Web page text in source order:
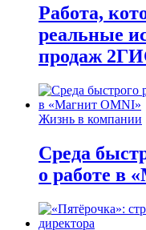
Работа,
реальные
продаж
Жизнь в компании
Среда
о работе в